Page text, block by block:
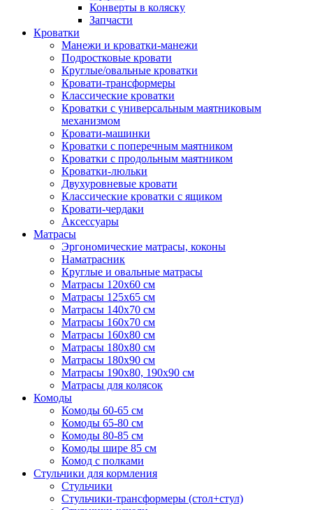
Конверты в коляску
Запчасти
Кроватки
Манежи и кроватки-манежи
Подростковые кровати
Круглые/овальные кроватки
Кровати-трансформеры
Классические кроватки
Кроватки с универсальным маятниковым
механизмом
Кровати-машинки
Кроватки с поперечным маятником
Кроватки с продольным маятником
Кроватки-люльки
Двухуровневые кровати
Классические кроватки с ящиком
Кровати-чердаки
Аксессуары
Матрасы
Эргономические матрасы, коконы
Наматрасник
Круглые и овальные матрасы
Матрасы 120х60 см
Матрасы 125х65 см
Матрасы 140х70 см
Матрасы 160х70 см
Матрасы 160х80 см
Матрасы 180х80 см
Матрасы 180х90 см
Матрасы 190х80, 190х90 см
Матрасы для колясок
Комоды
Комоды 60-65 см
Комоды 65-80 см
Комоды 80-85 см
Комоды шире 85 см
Комод с полками
Стульчики для кормления
Стульчики
Стульчики-трансформеры (стол+стул)